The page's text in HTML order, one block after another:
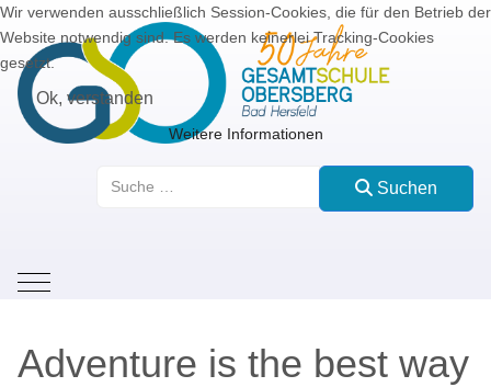
Suchen
Mobile Menu Toggle
Adventure is the best way
Wir verwenden ausschließlich Session-Cookies, die für den Betrieb der
Website notwendig sind. Es werden keinerlei Tracking-Cookies
gesetzt.
Ok, verstanden
Weitere Informationen